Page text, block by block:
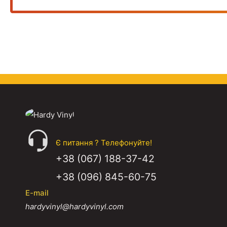
Є питання ? Телефонуйте!
+38 (067) 188-37-42
+38 (096) 845-60-75
E-mail
hardyvinyl@hardyvinyl.com